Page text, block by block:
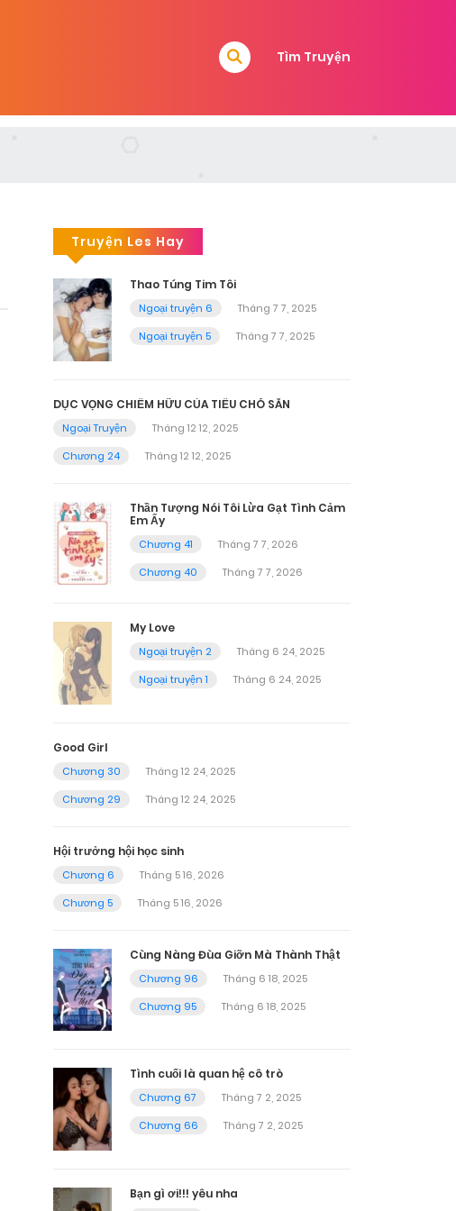
Tìm Truyện
Truyện Les Hay
Thao Túng Tim Tôi
Ngoại truyện 6
Tháng 7 7, 2025
Ngoại truyện 5
Tháng 7 7, 2025
DỤC VỌNG CHIẾM HỮU CỦA TIỂU CHÓ SĂN
Ngoại Truyện
Tháng 12 12, 2025
Chương 24
Tháng 12 12, 2025
Thần Tượng Nói Tôi Lừa Gạt Tình Cảm
Em Ấy
Chương 41
Tháng 7 7, 2026
Chương 40
Tháng 7 7, 2026
My Love
Ngoại truyện 2
Tháng 6 24, 2025
Ngoại truyện 1
Tháng 6 24, 2025
Good Girl
Chương 30
Tháng 12 24, 2025
Chương 29
Tháng 12 24, 2025
Hội trưởng hội học sinh
Chương 6
Tháng 5 16, 2026
Chương 5
Tháng 5 16, 2026
Cùng Nàng Đùa Giỡn Mà Thành Thật
Chương 96
Tháng 6 18, 2025
Chương 95
Tháng 6 18, 2025
Tình cuối là quan hệ cô trò
Chương 67
Tháng 7 2, 2025
Chương 66
Tháng 7 2, 2025
Bạn gì ơi!!! yêu nha